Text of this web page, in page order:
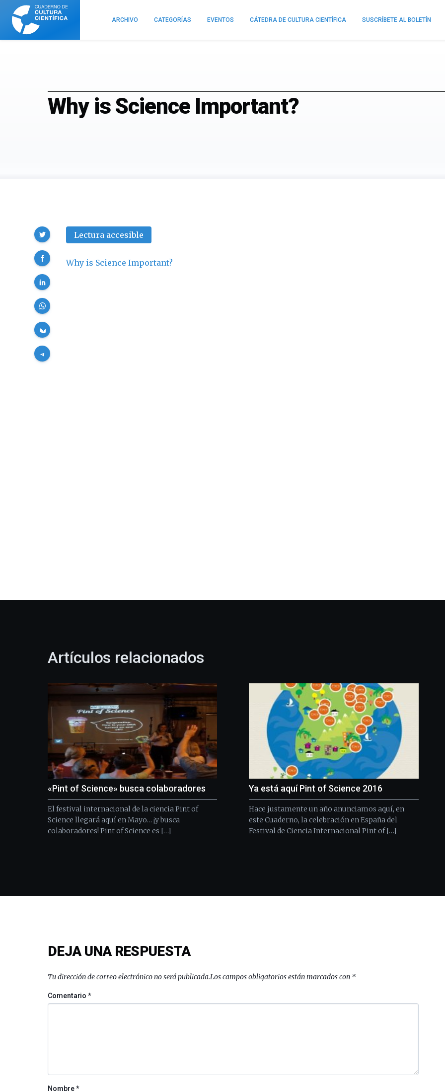
Cuaderno
Cultura
Científica
ARCHIVO CATEGORÍAS EVENTOS CÁTEDRA DE CULTURA CIENTÍFICA SUSCRÍBETE AL BOLETÍN
Why is Science Important?
Lectura accesible
Why is Science Important?
Compartir
Artículos relacionados
«Pint of Science» busca colaboradores
El festival internacional de la ciencia Pint of
Science llegará aquí en Mayo… ¡y busca
colaboradores! Pint of Science es […]
Ya está aquí Pint of Science 2016
Hace justamente un año anunciamos aquí, en
este Cuaderno, la celebración en España del
Festival de Ciencia Internacional Pint of […]
DEJA UNA RESPUESTA
Tu dirección de correo electrónico no será publicada.Los campos obligatorios están marcados con *
Comentario*
Nombre*